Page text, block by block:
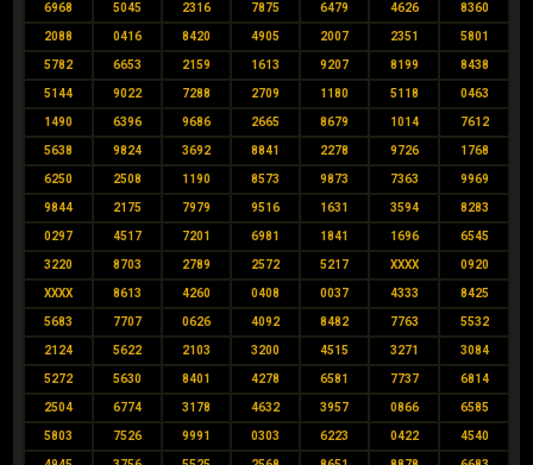
6968 5045 2316 7875 6479 4626 8360
2088 0416 8420 4905 2007 2351 5801
5782 6653 2159 1613 9207 8199 8438
5144 9022 7288 2709 1180 5118 0463
1490 6396 9686 2665 8679 1014 7612
5638 9824 3692 8841 2278 9726 1768
6250 2508 1190 8573 9873 7363 9969
9844 2175 7979 9516 1631 3594 8283
0297 4517 7201 6981 1841 1696 6545
3220 8703 2789 2572 5217 XXXX 0920
XXXX 8613 4260 0408 0037 4333 8425
5683 7707 0626 4092 8482 7763 5532
2124 5622 2103 3200 4515 3271 3084
5272 5630 8401 4278 6581 7737 6814
2504 6774 3178 4632 3957 0866 6585
5803 7526 9991 0303 6223 0422 4540